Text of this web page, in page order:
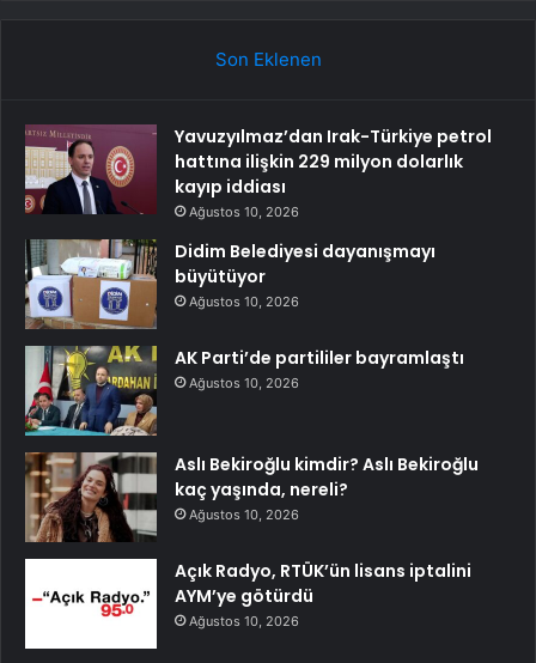
Son Eklenen
Yavuzyılmaz’dan Irak-Türkiye petrol
hattına ilişkin 229 milyon dolarlık
kayıp iddiası
Ağustos 10, 2026
Didim Belediyesi dayanışmayı
büyütüyor
Ağustos 10, 2026
AK Parti’de partililer bayramlaştı
Ağustos 10, 2026
Aslı Bekiroğlu kimdir? Aslı Bekiroğlu
kaç yaşında, nereli?
Ağustos 10, 2026
Açık Radyo, RTÜK’ün lisans iptalini
AYM’ye götürdü
Ağustos 10, 2026